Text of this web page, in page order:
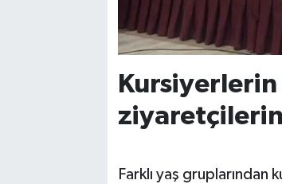
Farklı yaş gruplarından